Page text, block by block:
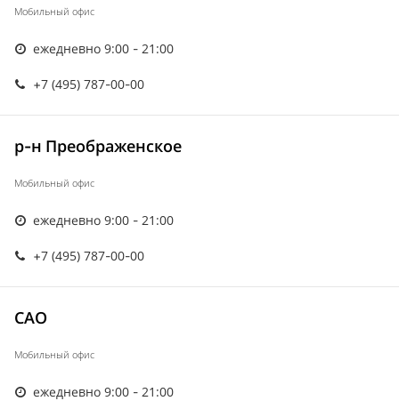
Мобильный офис
ежедневно 9:00 - 21:00
+7 (495) 787-00-00
р-н Преображенское
Мобильный офис
ежедневно 9:00 - 21:00
+7 (495) 787-00-00
САО
Мобильный офис
ежедневно 9:00 - 21:00